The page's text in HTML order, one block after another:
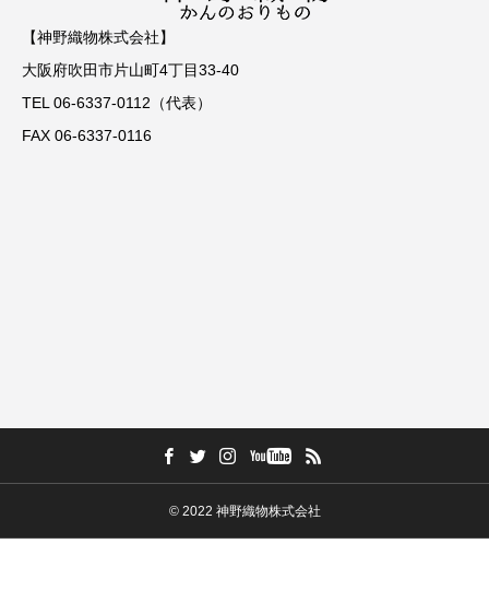
【神野織物株式会社】
大阪府吹田市片山町4丁目33-40
TEL 06-6337-0112（代表）
FAX 06-6337-0116
© 2022 神野織物株式会社